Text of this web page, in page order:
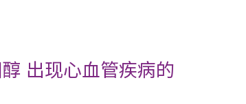
出现心血管疾病的